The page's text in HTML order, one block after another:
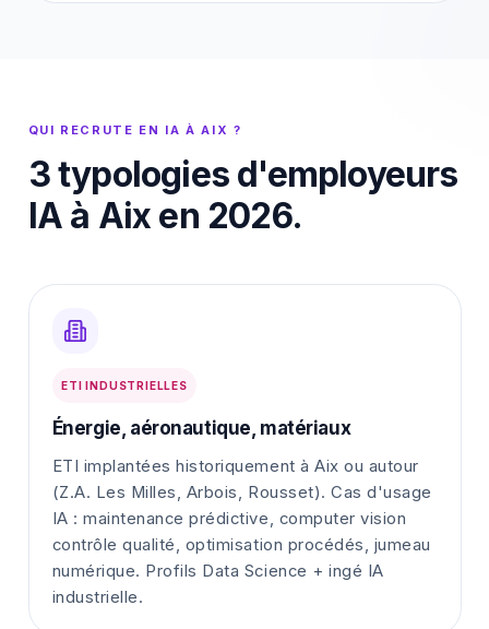
QUI RECRUTE EN IA À AIX ?
3 typologies d'employeurs
IA à Aix en 2026.
ETI INDUSTRIELLES
Énergie, aéronautique, matériaux
ETI implantées historiquement à Aix ou autour
(Z.A. Les Milles, Arbois, Rousset). Cas d'usage
IA : maintenance prédictive, computer vision
contrôle qualité, optimisation procédés, jumeau
numérique. Profils Data Science + ingé IA
industrielle.